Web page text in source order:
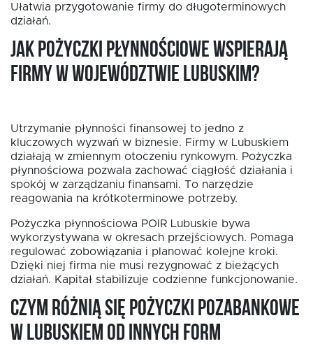
Ułatwia przygotowanie firmy do długoterminowych
działań.
Jak pożyczki płynnościowe wspierają
firmy w województwie lubuskim?
Utrzymanie płynności finansowej to jedno z
kluczowych wyzwań w biznesie. Firmy w Lubuskiem
działają w zmiennym otoczeniu rynkowym. Pożyczka
płynnościowa pozwala zachować ciągłość działania i
spokój w zarządzaniu finansami. To narzędzie
reagowania na krótkoterminowe potrzeby.
Pożyczka płynnościowa POIR Lubuskie bywa
wykorzystywana w okresach przejściowych. Pomaga
regulować zobowiązania i planować kolejne kroki.
Dzięki niej firma nie musi rezygnować z bieżących
działań. Kapitał stabilizuje codzienne funkcjonowanie.
Czym różnią się pożyczki pozabankowe
w Lubuskiem od innych form